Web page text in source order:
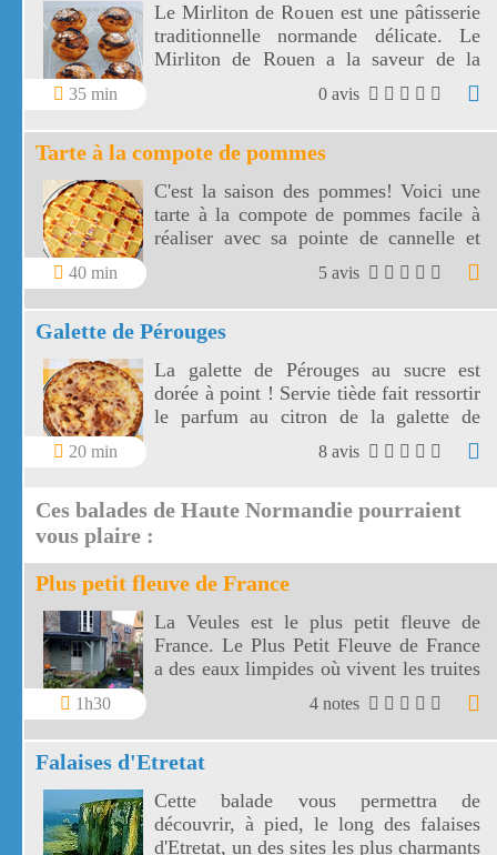
35 min
Le Mirliton de Rouen est une pâtisserie
traditionnelle normande délicate. Le
Mirliton de Rouen a la saveur de la
galette à la frangipane.
0 avis
Tarte à la compote de pommes
40 min
C'est la saison des pommes! Voici une
tarte à la compote de pommes facile à
réaliser avec sa pointe de cannelle et
belle à regarder avec ses croisillons!
5 avis
Galette de Pérouges
20 min
La galette de Pérouges au sucre est
dorée à point ! Servie tiède fait ressortir
le parfum au citron de la galette de
8 avis
Ces balades de Haute Normandie pourraient
vous plaire :
Plus petit fleuve de France
1h30
La Veules est le plus petit fleuve de
France. Le Plus Petit Fleuve de France
a des eaux limpides où vivent les truites
et où pousse le cresson.
4 notes
Falaises d'Etretat
Cette balade vous permettra de
découvrir, à pied, le long des falaises
d'Etretat, un des sites les plus charmants